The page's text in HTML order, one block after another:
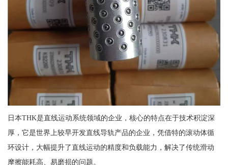
日本THK是直线运动系统领域的企业，核心的特点在于技术积淀深
厚，它是世界上较早开发直线导轨产品的企业，凭借特的滚动体循
环设计，大幅提升了直线运动的精度和负载能力，解决了传统滑动
摩擦能耗高、易磨损的问题。